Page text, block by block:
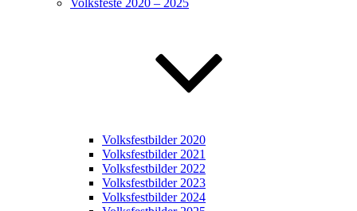
Volksfeste 2020 – 2025
Volksfestbilder 2020
Volksfestbilder 2021
Volksfestbilder 2022
Volksfestbilder 2023
Volksfestbilder 2024